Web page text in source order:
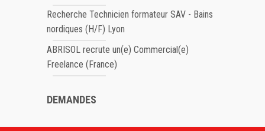
Recherche Technicien formateur SAV - Bains
nordiques (H/F) Lyon
ABRISOL recrute un(e) Commercial(e)
Freelance (France)
DEMANDES